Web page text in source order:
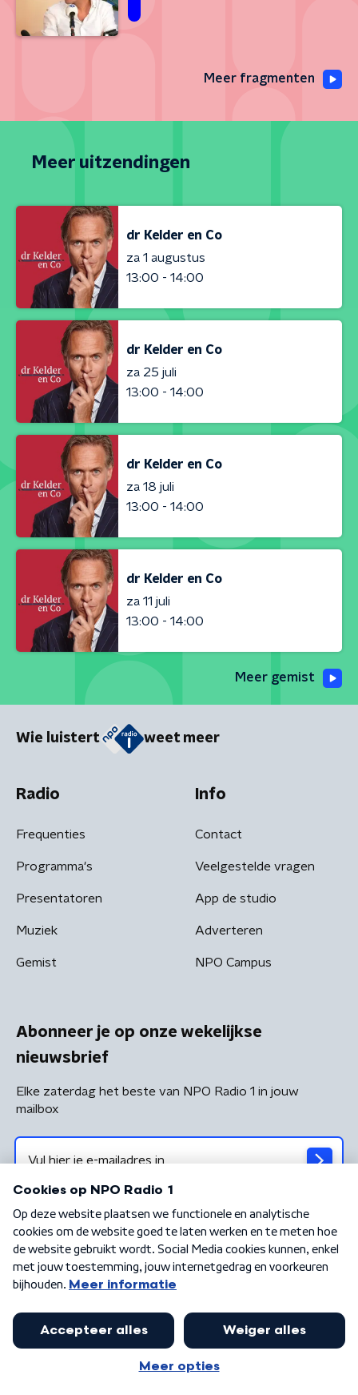
Meer fragmenten
Meer uitzendingen
dr Kelder en Co
za 1 augustus
13:00 - 14:00
dr Kelder en Co
za 25 juli
13:00 - 14:00
dr Kelder en Co
za 18 juli
13:00 - 14:00
dr Kelder en Co
za 11 juli
13:00 - 14:00
Meer gemist
Wie luistert weet meer
Radio
Frequenties
Programma's
Presentatoren
Muziek
Gemist
Info
Contact
Veelgestelde vragen
App de studio
Adverteren
NPO Campus
Abonneer je op onze wekelijkse
nieuwsbrief
Elke zaterdag het beste van NPO Radio 1 in jouw
mailbox
Algemene voorwaarden